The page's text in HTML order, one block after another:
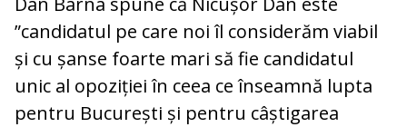
”candidatul pe care noi îl considerăm viabil
și cu șanse foarte mari să fie candidatul
unic al opoziției în ceea ce înseamnă lupta
pentru București și pentru câștigarea